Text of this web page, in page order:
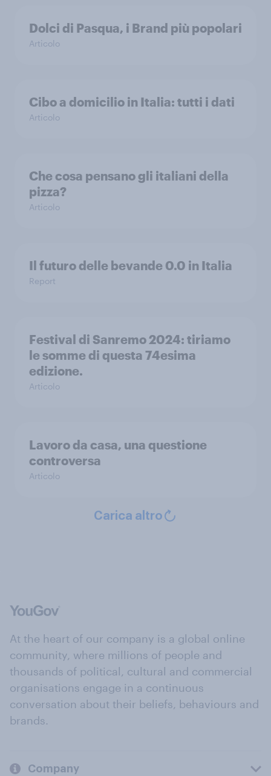
Dolci di Pasqua, i Brand più popolari
Articolo
Cibo a domicilio in Italia: tutti i dati
Articolo
Che cosa pensano gli italiani della
pizza?
Articolo
Il futuro delle bevande 0.0 in Italia
Report
Festival di Sanremo 2024: tiriamo
le somme di questa 74esima
edizione.
Articolo
Lavoro da casa, una questione
controversa
Articolo
Carica altro
At the heart of our company is a global online
community, where millions of people and
thousands of political, cultural and commercial
organisations engage in a continuous
conversation about their beliefs, behaviours and
brands.
Company